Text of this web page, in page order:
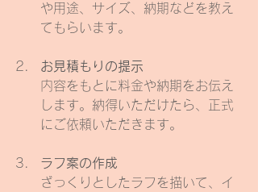
や用途、サイズ、納期などを教え
てもらいます。
お見積もりの提示
内容をもとに料金や納期をお伝え
します。納得いただけたら、正式
にご依頼いただきます。
ラフ案の作成
ざっくりとしたラフを描いて、イ